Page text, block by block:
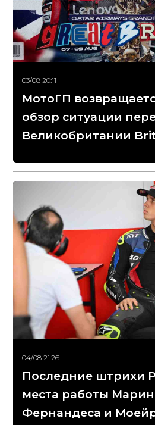
03/08 20:11
МотоГП
обзор ситуации
Великобритании
04/08 21:26
Последние штрихи
места работы
Фернандеса и